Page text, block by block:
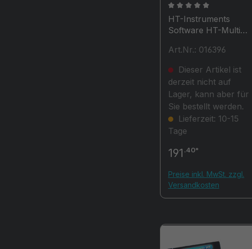
Durchschnittliche
HT-Instruments
Software HT-Multi
zu MultiTest
Art.Nr.: 016396
Dieser Artikel ist
derzeit nicht auf
Lager, kann aber für
Sie bestellt werden.
Lieferzeit: 10-15
Tage
191 .40*
Preise inkl. MwSt. zzgl.
Versandkosten